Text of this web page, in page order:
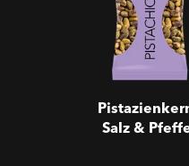
Salz &